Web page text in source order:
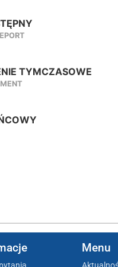
TYMCZASOWE
Menu